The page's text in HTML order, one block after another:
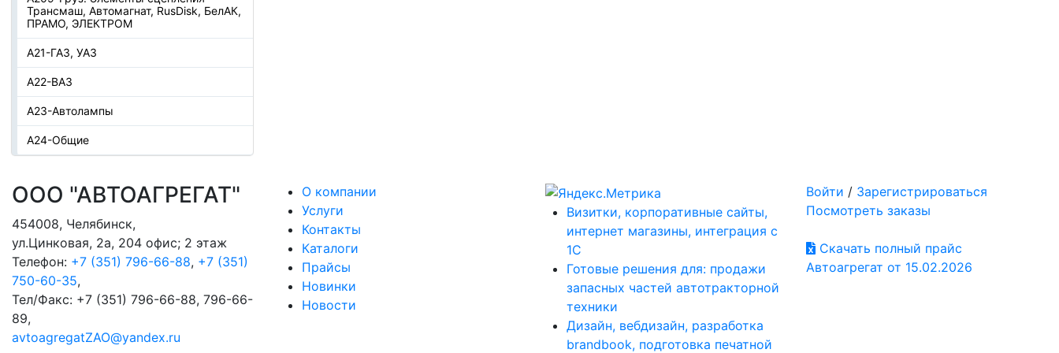
Трансмаш, Автомагнат, RusDisk, БелАК,
ПРАМО, ЭЛЕКТРОМ
А21-ГАЗ, УАЗ
А22-ВАЗ
А23-Автолампы
А24-Общие
ООО "АВТОАГРЕГАТ"
454008, Челябинск,
ул.Цинковая, 2а, 204 офис; 2 этаж
Телефон: +7 (351) 796-66-88, +7 (351)
750-60-35,
Тел/Факс: +7 (351) 796-66-88, 796-66-
89,
avtoagregatZAO@yandex.ru
О компании
Услуги
Контакты
Каталоги
Прайсы
Новинки
Новости
Визитки, корпоративные сайты,
интернет магазины, интеграция с
1С
Готовые решения для: продажи
запасных частей автотракторной
техники
Дизайн, вебдизайн, разработка
brandbook, подготовка печатной
Войти / Зарегистрироваться
Посмотреть заказы
Скачать полный прайс
Автоагрегат от 15.02.2026